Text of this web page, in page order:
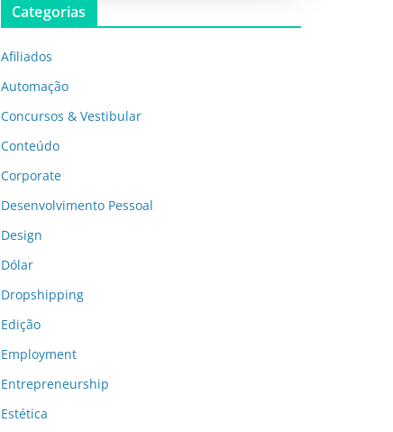
Categorias
Afiliados
Automação
Concursos & Vestibular
Conteúdo
Corporate
Desenvolvimento Pessoal
Design
Dólar
Dropshipping
Edição
Employment
Entrepreneurship
Estética